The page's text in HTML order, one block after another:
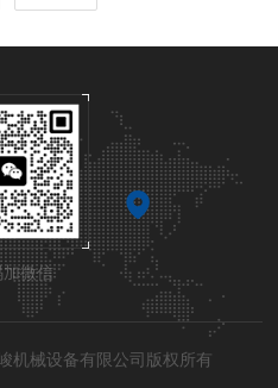
微信
机械设备有限公司版权所有